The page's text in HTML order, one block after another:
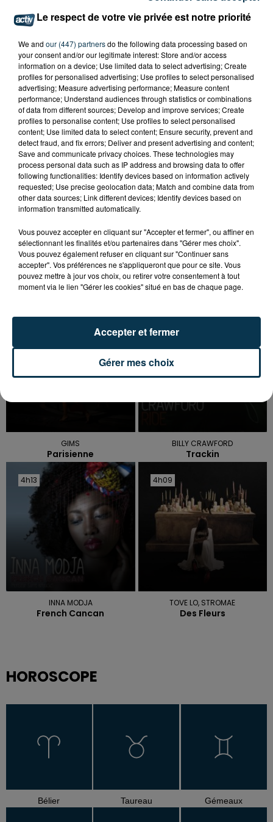
TITRES DIFFUSÉS
GIMS
Parisienne
BILLY CRAWFORD
Trackin
4h13
4h13
INNA MODJA
French Cancan
4h09
4h09
TOVE LO, STROMAE
Des Fleurs
HOROSCOPE
Bélier Taureau Gémeaux
Le respect de votre vie privée est notre priorité
We and our (447) partnersdo the following data processing based on
your consent and/or our legitimate interest: Store and/or access
information on a device; Use limited data to select advertising; Create
profiles for personalised advertising; Use profiles to select personalised
advertising; Measure advertising performance; Measure content
performance; Understand audiences through statistics or combinations
of data from different sources; Develop and improve services; Create
profiles to personalise content; Use profiles to select personalised
content; Use limited data to select content; Ensure security, prevent and
detect fraud, and fix errors; Deliver and present advertising and content;
Save and communicate privacy choices. These technologies may
process personal data such as IP address and browsing data to offer
following functionalities: Identify devices based on information actively
requested; Use precise geolocation data; Match and combine data from
other data sources; Link different devices; Identify devices based on
information transmitted automatically.
Vous pouvez accepter en cliquant sur "Accepter et fermer", ou affiner en
sélectionnant les finalités et/ou partenaires dans "Gérer mes choix".
Vous pouvez également refuser en cliquant sur "Continuer sans
accepter". Vos préférences ne s'appliqueront que pour ce site. Vous
pouvez mettre à jour vos choix, ou retirer votre consentement à tout
moment via le lien "Gérer les cookies" situé en bas de chaque page.
Gérer mes choix
Accepter et fermer